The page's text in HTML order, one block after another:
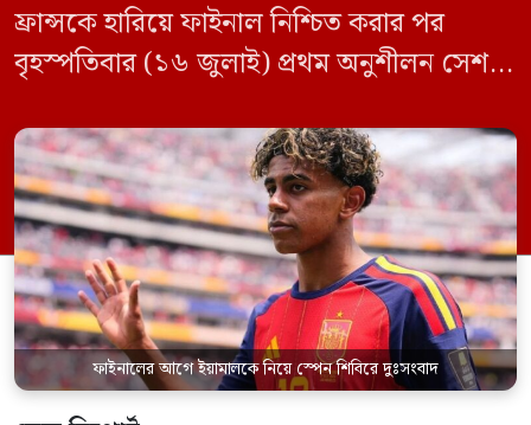
ফ্রান্সকে হারিয়ে ফাইনাল নিশ্চিত করার পর
বৃহস্পতিবার (১৬ জুলাই) প্রথম অনুশীলন সেশনে
গুরুত্বপূর্ণ ফুটবলার লামিনে ইয়ামাল ও পেদ্রো
পোরোকে মূল অনুশীলনে দেখা যায়নি। স্প্যানিশ
কোচিং স্টাফ জানিয়েছে, টানা ম্যাচ খেলার ফলে
পেশিতে অতিরিক্ত চাপ অনুভব করায়
সতর্কতামূলক […]
ফাইনালের আগে ইয়ামালকে নিয়ে স্পেন শিবিরে দুঃসংবাদ